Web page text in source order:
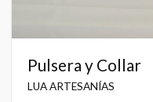
Pulsera y Collar
LUA ARTESANÍAS